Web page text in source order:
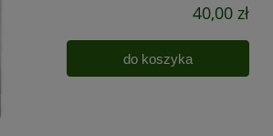
40,00 zł
do koszyka